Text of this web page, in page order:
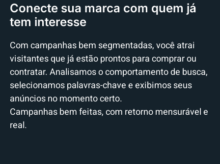
Conecte sua marca com quem já
tem interesse
Com campanhas bem segmentadas, você atrai
visitantes que já estão prontos para comprar ou
contratar. Analisamos o comportamento de busca,
selecionamos palavras-chave e exibimos seus
anúncios no momento certo.
Campanhas bem feitas, com retorno mensurável e
real.